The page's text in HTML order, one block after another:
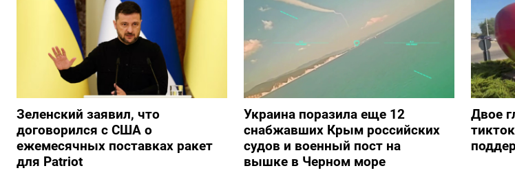
Зеленский заявил, что
договорился с США о
ежемесячных поставках ракет
для Patriot
Украина поразила еще 12
снабжавших Крым российских
судов и военный пост на
вышке в Черном море
Двое